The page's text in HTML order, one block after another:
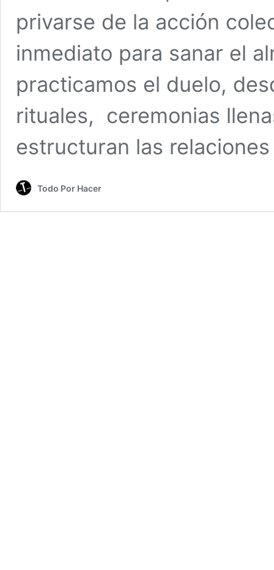
privarse de la acción
inmediato para sanar el
practicamos el duelo,
rituales, ceremonias
estructuran las
Todo Por Hacer